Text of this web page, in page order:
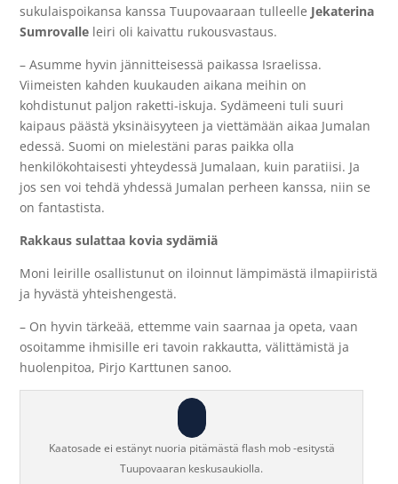
sukulaispoikansa kanssa Tuupovaaraan tulleelle Jekaterina
Sumrovalle leiri oli kaivattu rukousvastaus.
– Asumme hyvin jännitteisessä paikassa Israelissa.
Viimeisten kahden kuukauden aikana meihin on
kohdistunut paljon raketti-iskuja. Sydämeeni tuli suuri
kaipaus päästä yksinäisyyteen ja viettämään aikaa Jumalan
edessä. Suomi on mielestäni paras paikka olla
henkilökohtaisesti yhteydessä Jumalaan, kuin paratiisi. Ja
jos sen voi tehdä yhdessä Jumalan perheen kanssa, niin se
on fantastista.
Rakkaus sulattaa kovia sydämiä
Moni leirille osallistunut on iloinnut lämpimästä ilmapiiristä
ja hyvästä yhteishengestä.
– On hyvin tärkeää, ettemme vain saarnaa ja opeta, vaan
osoitamme ihmisille eri tavoin rakkautta, välittämistä ja
huolenpitoa, Pirjo Karttunen sanoo.
Kaatosade ei estänyt nuoria pitämästä flash mob -esitystä
Tuupovaaran keskusaukiolla.